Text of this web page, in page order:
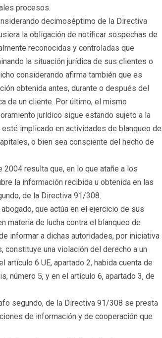
procesos.
decimoséptimo de la Directiva
la obligación de notificar sospechas de
reconocidas y controladas que
la situación jurídica de sus clientes o
considerando afirma también que es
obtenida antes, durante o después del
de un cliente. Por último, el mismo
jurídico sigue estando sujeto a la
implicado en actividades de blanqueo de
o bien sea consciente del hecho de
resulta que, en lo que atañe a los
la información recibida u obtenida en las
de la Directiva 91/308.
que actúa en el ejercicio de sus
materia de lucha contra el blanqueo de
informar a dichas autoridades, por iniciativa
constituye una violación del derecho a un
6 UE, apartado 2, habida cuenta de
número 5, y en el artículo 6, apartado 3, de
segundo, de la Directiva 91/308 se presta
de información y de cooperación que